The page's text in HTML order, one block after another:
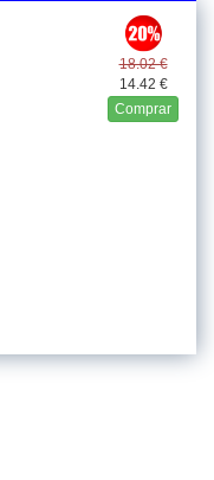
18.02 €
14.42 €
Comprar